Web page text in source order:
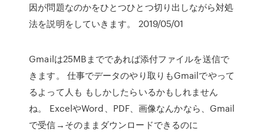
因が問題なのかをひとつひとつ切り出しながら対処
法を説明をしていきます。 2019/05/01
Gmailは25MBまでであれば添付ファイルを送信で
きます。 仕事でデータのやり取りもGmailでやって
るよって人も もしかしたらいるかもしれません
ね。 ExcelやWord、PDF、画像なんかなら、Gmail
で受信→そのままダウンロードできるのに